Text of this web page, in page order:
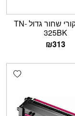
טונר מקורי שחור גדול TN-
325BK
₪313